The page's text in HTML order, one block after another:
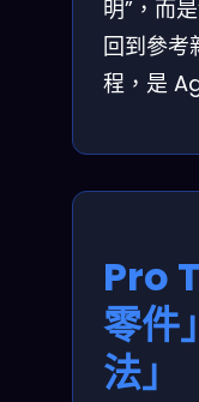
明”，而
回到參考
程，是
Pro
零件
法」